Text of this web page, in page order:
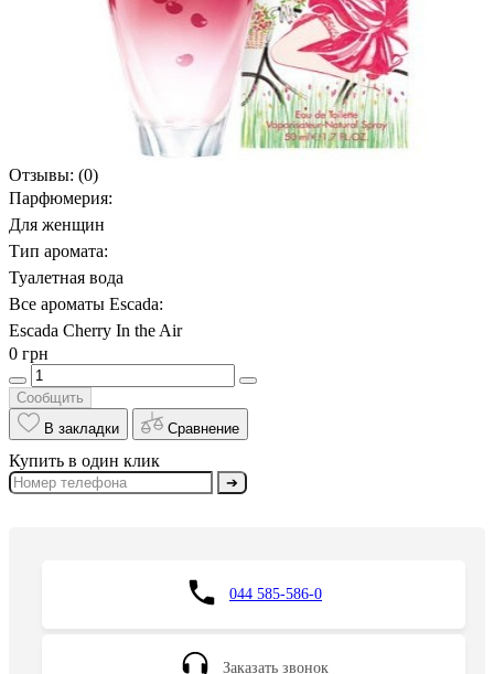
Отзывы: (0)
Парфюмерия:
Для женщин
Тип аромата:
Туалетная вода
Все ароматы Escada:
Escada Cherry In the Air
0 грн
Сообщить
В закладки
Сравнение
Купить в один клик
➔
044 585-586-0
Заказать звонок